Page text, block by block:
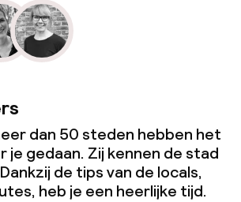
dan 50 steden hebben het
je gedaan. Zij kennen de stad
de tips van de locals,
heb je een heerlijke tijd.